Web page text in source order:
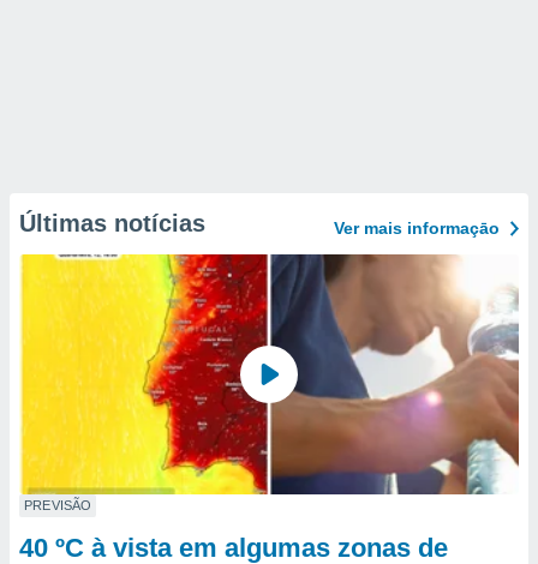
Últimas notícias Ver mais informaçāo
PREVISÃO
40 ºC à vista em algumas zonas de